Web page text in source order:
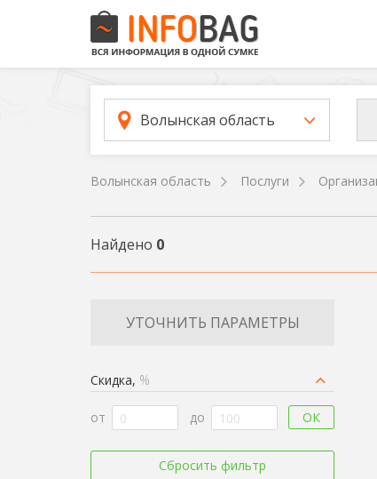
Волынская область
Волынская область Послуги
Найдено 0
УТОЧНИТЬ ПАРАМЕТРЫ
Скидка, %
от до ОК
Сбросить фильтр